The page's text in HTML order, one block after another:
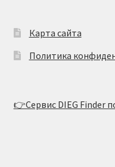
Карта сайта
Политика
👉Сервис DIEG Finder